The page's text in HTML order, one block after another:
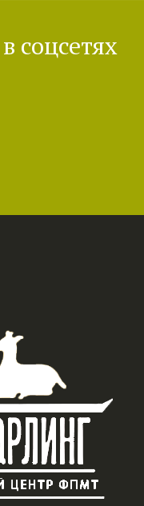
соцсетях